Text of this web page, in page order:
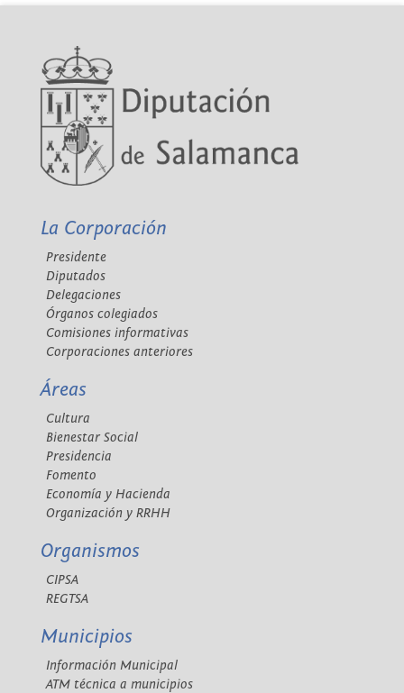
La Corporación
Presidente
Diputados
Delegaciones
Órganos colegiados
Comisiones informativas
Corporaciones anteriores
Áreas
Cultura
Bienestar Social
Presidencia
Fomento
Economía y Hacienda
Organización y RRHH
Organismos
CIPSA
REGTSA
Municipios
Información Municipal
ATM técnica a municipios